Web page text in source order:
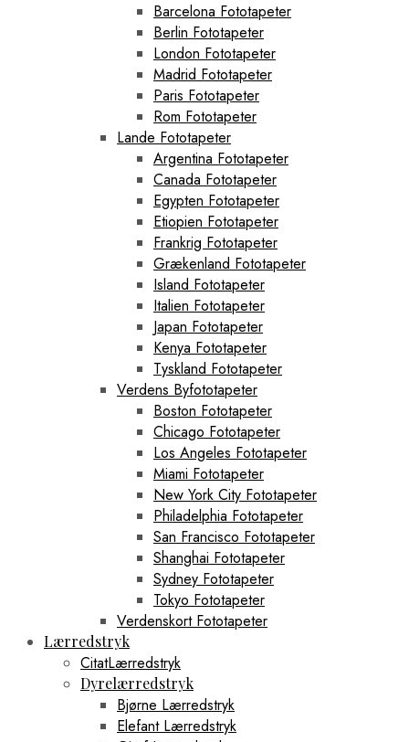
Barcelona Fototapeter
Berlin Fototapeter
London Fototapeter
Madrid Fototapeter
Paris Fototapeter
Rom Fototapeter
Lande Fototapeter
Argentina Fototapeter
Canada Fototapeter
Egypten Fototapeter
Etiopien Fototapeter
Frankrig Fototapeter
Grækenland Fototapeter
Island Fototapeter
Italien Fototapeter
Japan Fototapeter
Kenya Fototapeter
Tyskland Fototapeter
Verdens Byfototapeter
Boston Fototapeter
Chicago Fototapeter
Los Angeles Fototapeter
Miami Fototapeter
New York City Fototapeter
Philadelphia Fototapeter
San Francisco Fototapeter
Shanghai Fototapeter
Sydney Fototapeter
Tokyo Fototapeter
Verdenskort Fototapeter
Lærredstryk
CitatLærredstryk
Dyrelærredstryk
Bjørne Lærredstryk
Elefant Lærredstryk